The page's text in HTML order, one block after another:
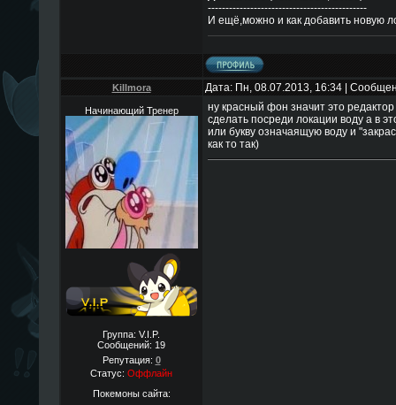
---------------------------------------------
И ещё,можно и как добавить новую
Killmora Дата: Пн, 08.07.2013, 16:34 |
Начинающий Тренер
Группа: V.I.P.
Сообщений: 19
Репутация: 0
Статус: Оффлайн
Покемоны сайта:
ну красный фон значит это
сделать посреди локации воду а в
или букву означаящую воду и
как то так)